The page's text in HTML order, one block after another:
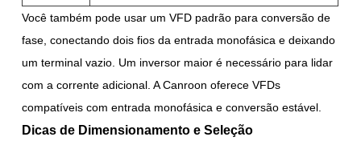
Você também pode usar um VFD padrão para conversão de
fase, conectando dois fios da entrada monofásica e deixando
um terminal vazio. Um inversor maior é necessário para lidar
com a corrente adicional. A Canroon oferece VFDs
compatíveis com entrada monofásica e conversão estável.
Dicas de Dimensionamento e Seleção